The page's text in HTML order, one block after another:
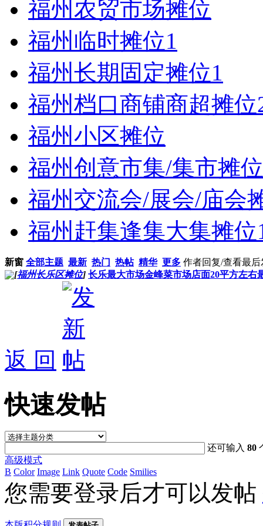
福州农贸市场摊位
福州临时摊位1
福州长期固定摊位1
福州档口商铺商超摊位
福州小区摊位
福州创意市集/集市摊位
福州交流会/展会/庙会
福州赶集逢集大集摊位
新窗 全部主题 最新 热门 热帖 精华 更多 作者回复/查看最后
[福州长乐区摊位] 长乐最大市场金峰菜市场店面20平方左右
返 回
快速发帖
还可输入80
高级模式
B Color Image Link Quote Code Smilies
您需要登录后才可以发帖